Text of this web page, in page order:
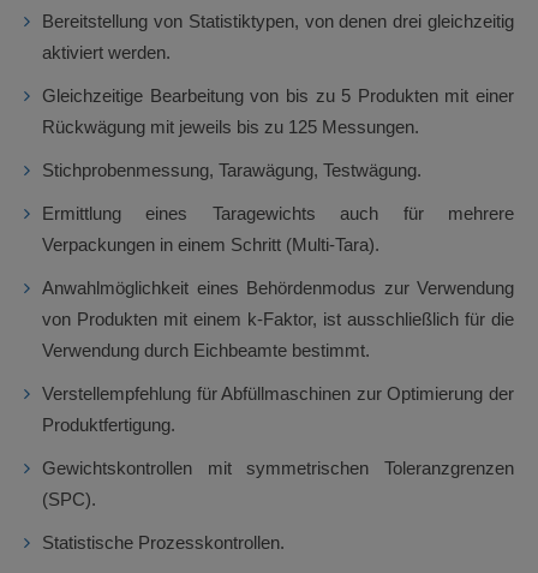
Bereitstellung von Statistiktypen, von denen drei gleichzeitig
aktiviert werden.
Gleichzeitige Bearbeitung von bis zu 5 Produkten mit einer
Rückwägung mit jeweils bis zu 125 Messungen.
Stichprobenmessung, Tarawägung, Testwägung.
Ermittlung eines Taragewichts auch für mehrere
Verpackungen in einem Schritt (Multi-Tara).
Anwahlmöglichkeit eines Behördenmodus zur Verwendung
von Produkten mit einem k-Faktor, ist ausschließlich für die
Verwendung durch Eichbeamte bestimmt.
Verstellempfehlung für Abfüllmaschinen zur Optimierung der
Produktfertigung.
Gewichtskontrollen mit symmetrischen Toleranzgrenzen
(SPC).
Statistische Prozesskontrollen.